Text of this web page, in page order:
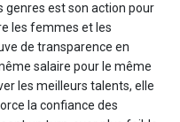
genres est son action pour
les femmes et les
de transparence en
salaire pour le même
les meilleurs talents, elle
la confiance des